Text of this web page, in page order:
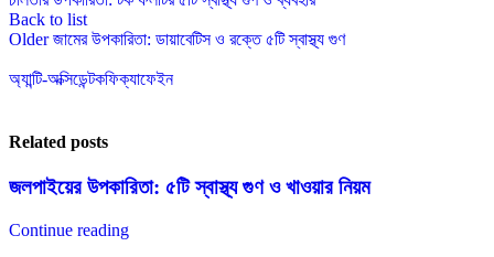
Back to list
Older জামের উপকারিতা: ডায়াবেটিস ও রক্তে ৫টি স্বাস্থ্য গুণ
অ্যান্টি-অক্সিডেন্টকফিক্যাফেইন
Related posts
জলপাইয়ের উপকারিতা: ৫টি স্বাস্থ্য গুণ ও খাওয়ার নিয়ম
Continue reading